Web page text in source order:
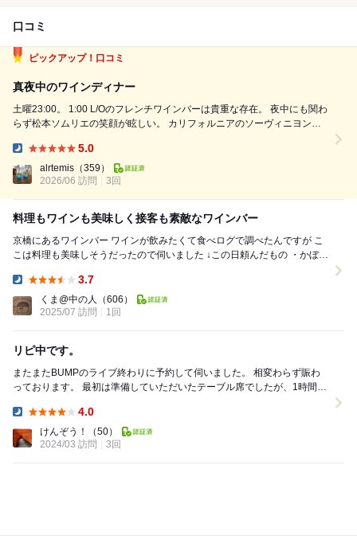
口コミ
ピックアップ！口コミ
真夜中のワインディナー
土曜23:00。 1:00 L/Oのフレンチワインバーは貴重な存在。 夜中にも関わ
らず松本ソムリエの笑顔が眩しい。 カリフォルニアのソーヴィニヨン。
5.0
alrtemis （359）
2026/06 訪問
3回
料理もワインも美味しく接客も素敵なワインバー
京橋にあるワインバー ワインが飲みたくて食べログで調べたんですが こ
こは料理も美味しそうだったので伺いました ↓この日頼んだもの ・かぼち
3.7
くま@中の人
（606）
2025/07 訪問
1回
リピ中です。
またまたBUMPのライブ終わりに予約して伺いました。 相変わらず賑わ
っております。 最初は準備していただいたテーブル席でしたが、1時間程
4.0
けんぞう！
（50）
2024/03 訪問
3回